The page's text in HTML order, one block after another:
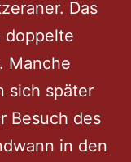
Das
doppelte
Manche
sich später
Besuch des
in den